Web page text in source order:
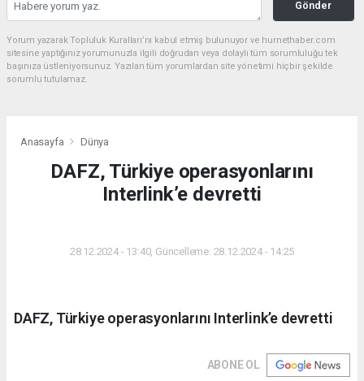
Gönder
Yorum yazarak Topluluk Kuralları’nı kabul etmiş bulunuyor ve hurnethaber.com
sitesine yaptığınız yorumunuzla ilgili doğrudan veya dolaylı tüm sorumluluğu tek
başınıza üstleniyorsunuz. Yazılan tüm yorumlardan site yönetimi hiçbir şekilde
sorumlu tutulamaz.
Anasayfa Dünya
DAFZ, Türkiye operasyonlarını
Interlink’e devretti
28.12.2024 - 13:40, Güncelleme: 28.12.2024 - 14:25
DAFZ, Türkiye operasyonlarını Interlink’e devretti
ABONE OL